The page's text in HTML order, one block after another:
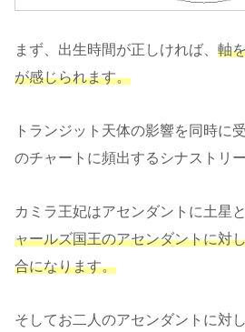
まず、出生時間が正しければ、 軸
が感じられます。
トランジット天体の影響を同時に
のチャートに頻出するシナストリー
カミラ王妃はアセンダントに土星
ャールズ国王のアセンダントに対
合になります。
そしてお二人のアセンダントに対し